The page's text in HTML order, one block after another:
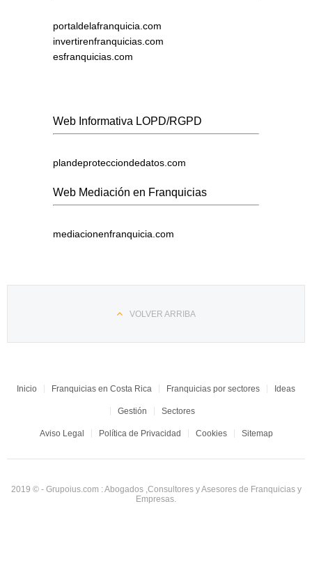
portaldelafranquicia.com
invertirenfranquicias.com
esfranquicias.com
Web Informativa LOPD/RGPD
plandeprotecciondedatos.com
Web Mediación en Franquicias
mediacionenfranquicia.com
VOLVER ARRIBA
Inicio Franquicias en Costa Rica Franquicias por sectores Ideas
Gestión Sectores
Aviso Legal Política de Privacidad Cookies Sitemap
2019 © - Grupoius.com : Abogados ,Consultores y Asesores de Franquicias y
Empresas.